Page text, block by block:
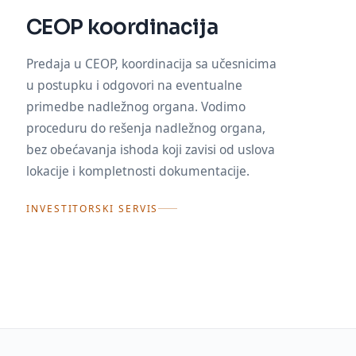
CEOP koordinacija
Predaja u CEOP, koordinacija sa učesnicima
u postupku i odgovori na eventualne
primedbe nadležnog organa. Vodimo
proceduru do rešenja nadležnog organa,
bez obećavanja ishoda koji zavisi od uslova
lokacije i kompletnosti dokumentacije.
INVESTITORSKI SERVIS